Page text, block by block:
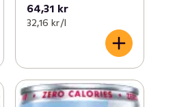
64,31 kr
32,16 kr /l